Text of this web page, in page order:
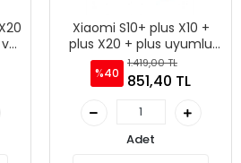
Xiaomi S10+ plus X10 +
plus X20 + plus uyumlu
yedek parça aparatları
%40
1.419,00 TL
851,40 TL
Adet